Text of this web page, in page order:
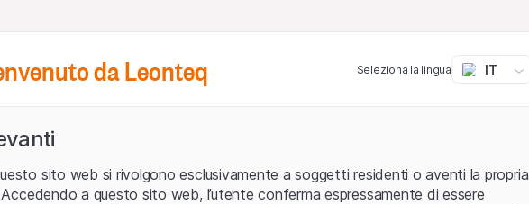
da Leonteq Seleziona la lingua IT
sito web si rivolgono esclusivamente a soggetti residenti o aventi la propria
a questo sito web, l’utente conferma espressamente di essere